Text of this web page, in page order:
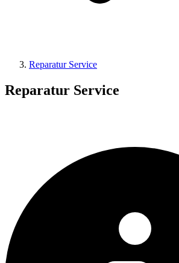
Reparatur Service
Reparatur Service